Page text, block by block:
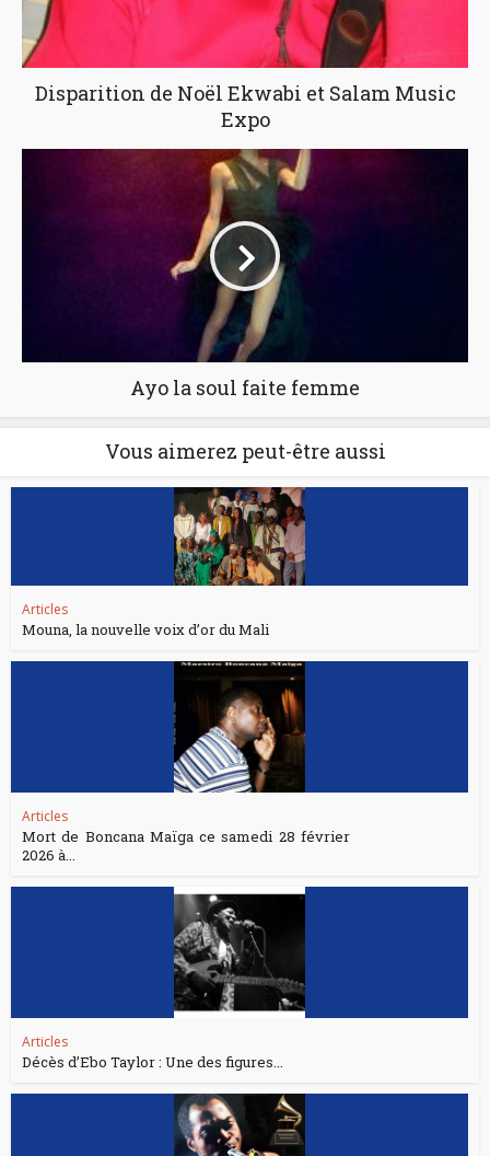
Disparition de Noël Ekwabi et Salam Music
Expo
Ayo la soul faite femme
Vous aimerez peut-être aussi
Articles
Mouna, la nouvelle voix d’or du Mali
Articles
Mort de Boncana Maïga ce samedi 28 février
2026 à...
Articles
Décès d’Ebo Taylor : Une des figures...